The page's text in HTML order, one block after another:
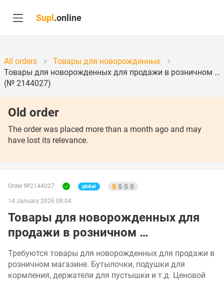
Supl .online
All orders
Товары для новорожденных
Товары для новорожденных для продажи в розничном …
(№ 2144027)
Old order
The order was placed more than a month ago and may
have lost its relevance.
Order №2144027
14 January 2026 08:04
Товары для новорожденных для
продажи в розничном …
Требуются товары для новорожденных для продажи в
розничном магазине. Бутылочки, подушки для
кормления, держатели для пустышки и т.д. Ценовой